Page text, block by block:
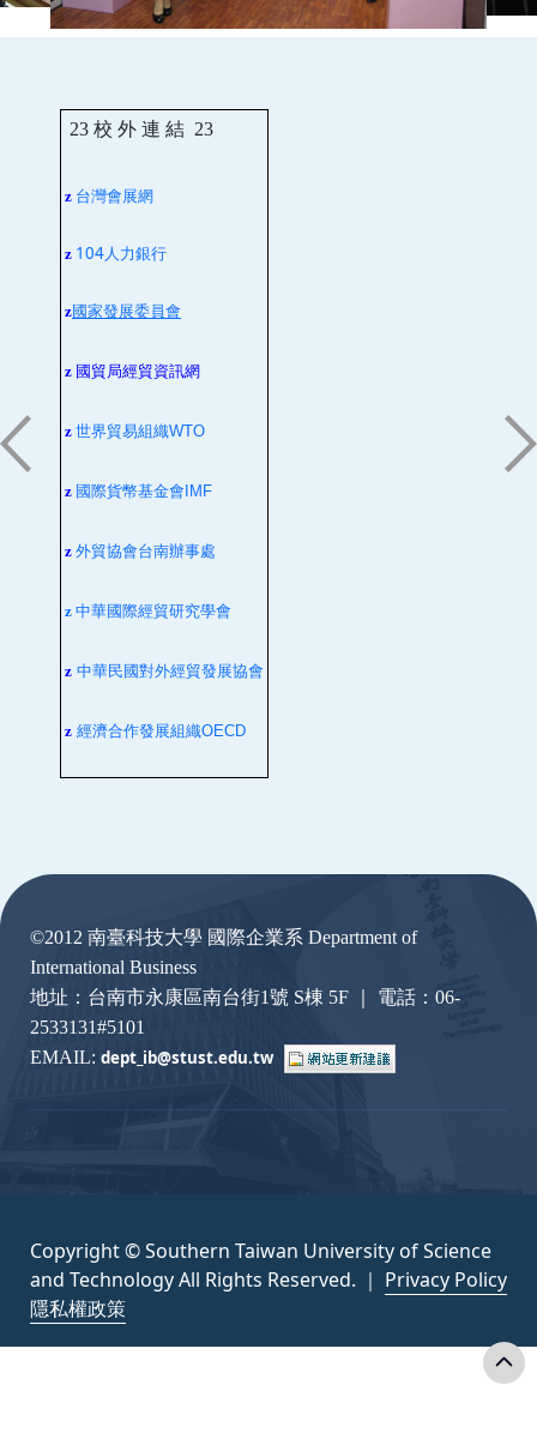
23 校 外 連 結 23
z 台灣會展網
z 104人力銀行
z國家發展委員會
z 國貿局經貿資訊網
z 世界貿易組織WTO
z 國際貨幣基金會 IMF
z 外貿協會台南辦事處
z 中華國際經貿研究學會
z 中華民國對外經貿發展協會
z 經濟合作發展組織OECD
©2012 南臺科技大學 國際企業系 Department of
International Business
地址：台南市永康區南台街1號 S棟 5F ｜ 電話：06-
2533131#5101
EMAIL: dept_ib@stust.edu.tw
Copyright © Southern Taiwan University of Science
and Technology All Rights Reserved. ｜ Privacy Policy
隱私權政策